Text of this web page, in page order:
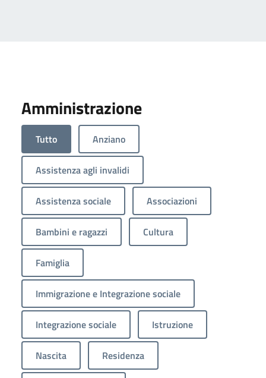
Amministrazione
Tutto Anziano
Assistenza agli invalidi
Assistenza sociale Associazioni
Bambini e ragazzi Cultura
Famiglia
Immigrazione e Integrazione sociale
Integrazione sociale Istruzione
Nascita Residenza